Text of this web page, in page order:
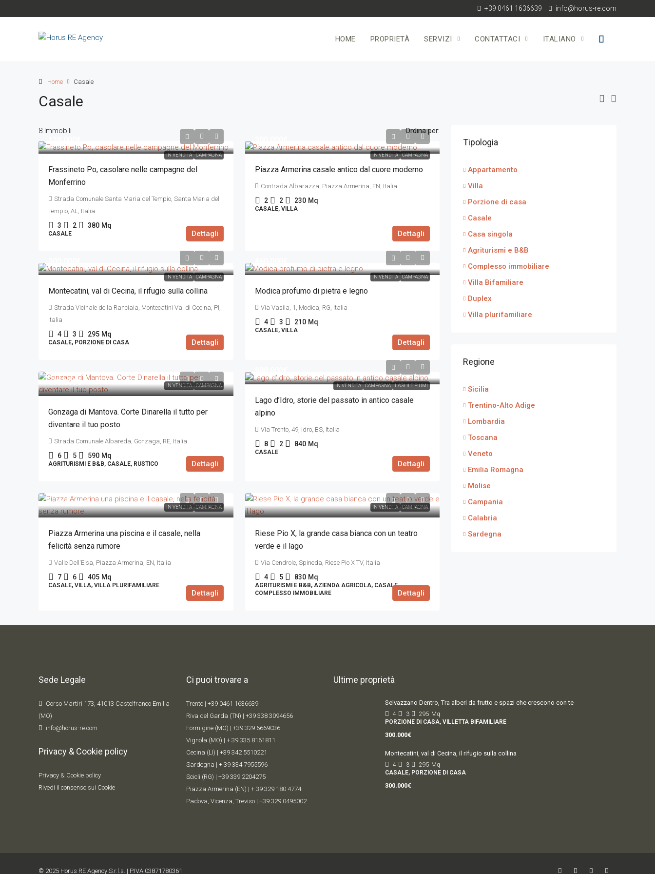
+39 0461 1636639 info@horus-re.com
HOME PROPRIETÀ SERVIZI CONTATTACI ITALIANO
Home Casale
Casale
8 Immobili Ordina per:
IN VENDITA CAMPAGNA
Frassineto Po, casolare nelle campagne del
Monferrino
Strada Comunale Santa Maria del Tempio, Santa Maria del
Tempio, AL, Italia
3 2 380 Mq
CASALE Dettagli
IN VENDITA CAMPAGNA
Piazza Armerina casale antico dal cuore moderno
Contrada Albarazza, Piazza Armerina, EN, Italia
2 2 230 Mq
CASALE, VILLA
Dettagli
IN VENDITA CAMPAGNA
Montecatini, val di Cecina, il rifugio sulla collina
Strada Vicinale della Ranciaia, Montecatini Val di Cecina, PI,
Italia
4 3 295 Mq
CASALE, PORZIONE DI CASA Dettagli
IN VENDITA CAMPAGNA
Modica profumo di pietra e legno
Via Vasila, 1, Modica, RG, Italia
4 3 210 Mq
CASALE, VILLA
Dettagli
IN VENDITA CAMPAGNA
498.000€
Gonzaga di Mantova. Corte Dinarella il tutto per
diventare il tuo posto
Strada Comunale Albareda, Gonzaga, RE, Italia
6 5 590 Mq
AGRITURISMI E B&B, CASALE, RUSTICO Dettagli
IN VENDITA CAMPAGNA LAGHI E FIUMI
Lago d’Idro, storie del passato in antico casale
alpino
Via Trento, 49, Idro, BS, Italia
8 2 840 Mq
CASALE
Dettagli
IN VENDITA CAMPAGNA
1.080.000€
Piazza Armerina una piscina e il casale, nella
felicità senza rumore
Valle Dell'Elsa, Piazza Armerina, EN, Italia
7 6 405 Mq
CASALE, VILLA, VILLA PLURIFAMILIARE
Dettagli
IN VENDITA CAMPAGNA
1.150.000€
Riese Pio X, la grande casa bianca con un teatro
verde e il lago
Via Cendrole, Spineda, Riese Pio X TV, Italia
4 5 830 Mq
AGRITURISMI E B&B, AZIENDA AGRICOLA, CASALE,
COMPLESSO IMMOBILIARE
Dettagli
Tipologia
Appartamento
Villa
Porzione di casa
Casale
Casa singola
Agriturismi e B&B
Complesso immobiliare
Villa Bifamiliare
Duplex
Villa plurifamiliare
Regione
Sicilia
Trentino-Alto Adige
Lombardia
Toscana
Veneto
Emilia Romagna
Molise
Campania
Calabria
Sardegna
Sede Legale
Corso Martiri 173, 41013 Castelfranco Emilia
(MO)
info@horus-re.com
Privacy & Cookie policy
Privacy & Cookie policy
Rivedi il consenso sui Cookie
Ci puoi trovare a
Trento | +39 0461 1636639
Riva del Garda (TN) | +39 338 3094656
Formigine (MO) | +39 329 6669036
Vignola (MO) | + 39 335 8161811
Cecina (LI) | +39 342 5510221
Sardegna | + 39 334 7955596
Scicli (RG) | +39 339 2204275
Piazza Armerina (EN) | + 39 329 180 4774
Padova, Vicenza, Treviso | +39 329 0495002
Ultime proprietà
Selvazzano Dentro, Tra alberi da frutto e spazi che crescono con te
4 3 295 Mq
PORZIONE DI CASA, VILLETTA BIFAMILIARE
300.000€
Montecatini, val di Cecina, il rifugio sulla collina
4 3 295 Mq
CASALE, PORZIONE DI CASA
300.000€
© 2025 Horus RE Agency S.r.l.s. | P.IVA 03871780361